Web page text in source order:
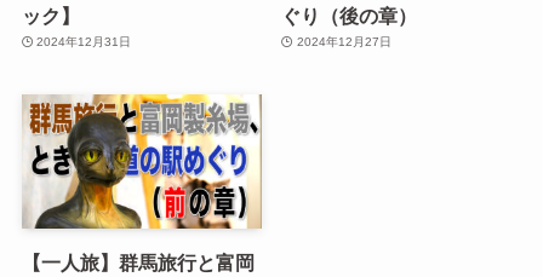
ック】
2024年12月31日
ぐり（後の章）
2024年12月27日
【一人旅】群馬旅行と富岡